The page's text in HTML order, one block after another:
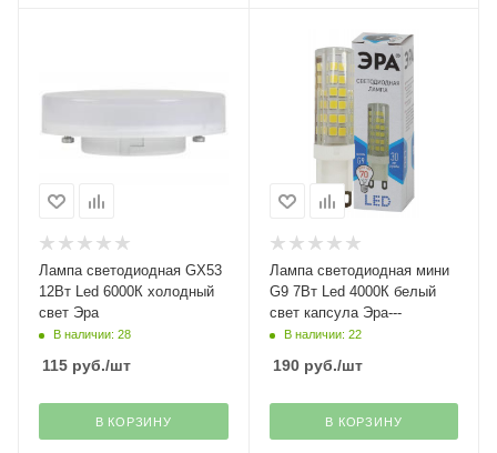
Лампа светодиодная GX53
12Вт Led 6000К холодный
свет Эра
В наличии: 28
115 руб./шт
В КОРЗИНУ
Лампа светодиодная мини
G9 7Вт Led 4000К белый
свет капсула Эра---
В наличии: 22
190руб./шт
В КОРЗИНУ